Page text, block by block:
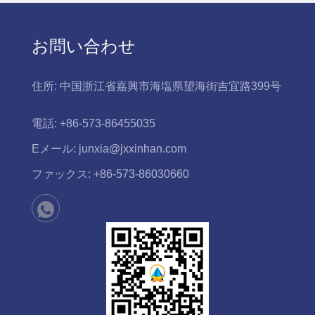
お問い合わせ
住所: 中国浙江省嘉興市海塩県望海街吉宜路399号
電話: +86-573-86455035
Eメール: junxia@jxxinhan.com
ファックス: +86-573-86030660